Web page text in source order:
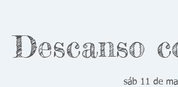
Descanso
sáb 11 de